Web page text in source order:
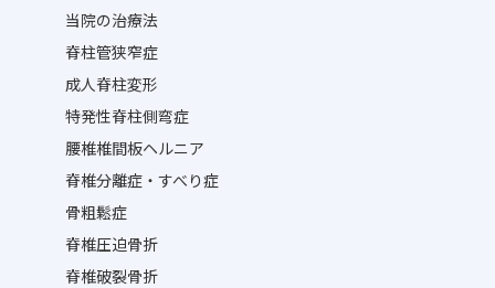
当院の治療法
脊柱管狭窄症
成人脊柱変形
特発性脊柱側弯症
腰椎椎間板ヘルニア
脊椎分離症・すべり症
骨粗鬆症
脊椎圧迫骨折
脊椎破裂骨折